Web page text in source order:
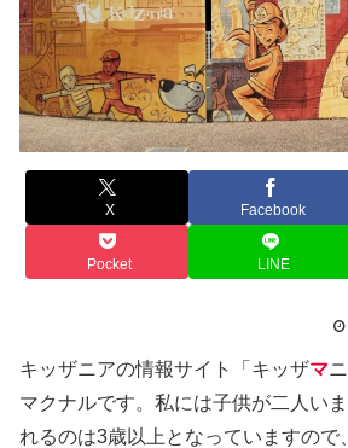
X Facebook
Pocket LINE
キッザニアの情報サイト「キッザマ
マクナルです。私には子供が二人い
れるのは3歳以上となっていますので